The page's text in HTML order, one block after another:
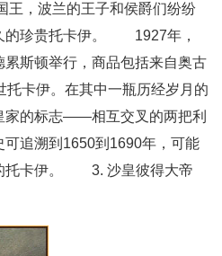
王，波兰的王子和侯爵们纷纷
的珍贵托卡伊。 1927年，
斯顿举行，商品包括来自奥古
托卡伊。在其中一瓶历经岁月的
家的标志——相互交叉的两把利
追溯到1650到1690年，可能
托卡伊。 3. 沙皇彼得大帝